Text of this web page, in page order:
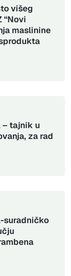
višeg
“Novi
maslinine
tajnik u
za rad
suradničko